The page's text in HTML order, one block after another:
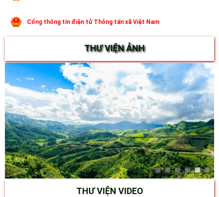
Cổng thông tin điện tử Thông tấn xã Việt Nam
THƯ VIỆN ẢNH
THƯ VIỆN VIDEO